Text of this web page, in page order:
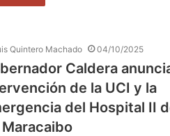
Quintero Machado 04/10/2025
Caldera
de la UCI y la
del Hospital II